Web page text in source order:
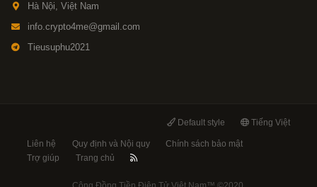
Hà Nội, Việt Nam
info.crypto4me@gmail.com
Tieusuphu2021
Default style Tiếng Việt
Liên hệ Quy định và Nội quy
Chính sách bảo mật
Trợ giúp
Trang chủ